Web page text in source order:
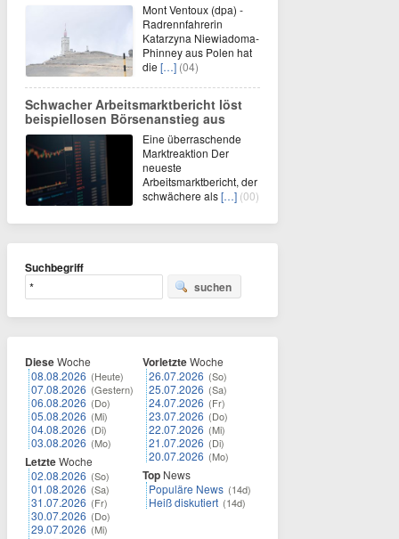
Mont Ventoux (dpa) -
Radrennfahrerin
Katarzyna Niewiadoma-
Phinney aus Polen hat
die […] (04)
Schwacher Arbeitsmarktbericht löst
beispiellosen Börsenanstieg aus
Eine überraschende
Marktreaktion Der
neueste
Arbeitsmarktbericht, der
schwächere als[…] (00)
Suchbegriff
suchen
DieseWoche
08.08.2026 (Heute)
07.08.2026 (Gestern)
06.08.2026 (Do)
05.08.2026 (Mi)
04.08.2026 (Di)
03.08.2026 (Mo)
LetzteWoche
02.08.2026 (So)
01.08.2026 (Sa)
31.07.2026 (Fr)
30.07.2026 (Do)
29.07.2026 (Mi)
VorletzteWoche
26.07.2026 (So)
25.07.2026 (Sa)
24.07.2026 (Fr)
23.07.2026 (Do)
22.07.2026 (Mi)
21.07.2026 (Di)
20.07.2026 (Mo)
Top News
Populäre News (14d)
Heiß diskutiert (14d)